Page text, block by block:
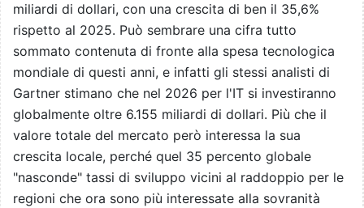
miliardi di dollari, con una crescita di ben il 35,6%
rispetto al 2025. Può sembrare una cifra tutto
sommato contenuta di fronte alla spesa tecnologica
mondiale di questi anni, e infatti gli stessi analisti di
Gartner stimano che nel 2026 per l'IT si investiranno
globalmente oltre 6.155 miliardi di dollari. Più che il
valore totale del mercato però interessa la sua
crescita locale, perché quel 35 percento globale
"nasconde" tassi di sviluppo vicini al raddoppio per le
regioni che ora sono più interessate alla sovranità